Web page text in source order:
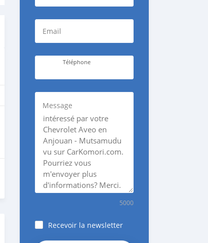
Email
Téléphone
Message
5000
Recevoir la newsletter